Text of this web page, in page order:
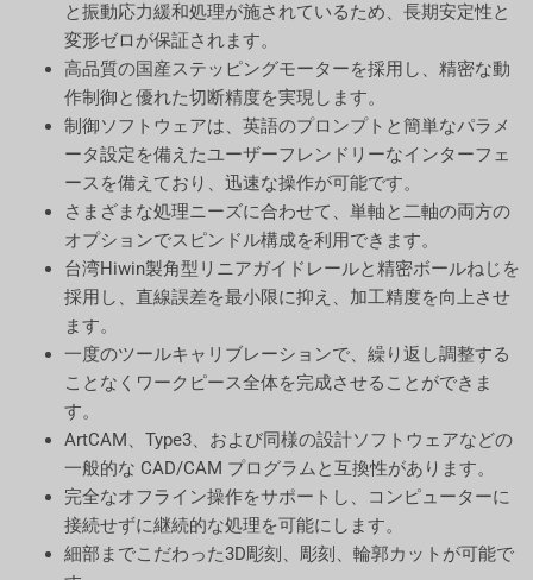
と振動応力緩和処理が施されているため、長期安定性と
変形ゼロが保証されます。
高品質の国産ステッピングモーターを採用し、精密な動
作制御と優れた切断精度を実現します。
制御ソフトウェアは、英語のプロンプトと簡単なパラメ
ータ設定を備えたユーザーフレンドリーなインターフェ
ースを備えており、迅速な操作が可能です。
さまざまな処理ニーズに合わせて、単軸と二軸の両方の
オプションでスピンドル構成を利用できます。
台湾Hiwin製角型リニアガイドレールと精密ボールねじを
採用し、直線誤差を最小限に抑え、加工精度を向上させ
ます。
一度のツールキャリブレーションで、繰り返し調整する
ことなくワークピース全体を完成させることができま
す。
ArtCAM、Type3、および同様の設計ソフトウェアなどの
一般的な CAD/CAM プログラムと互換性があります。
完全なオフライン操作をサポートし、コンピューターに
接続せずに継続的な処理を可能にします。
細部までこだわった3D彫刻、彫刻、輪郭カットが可能で